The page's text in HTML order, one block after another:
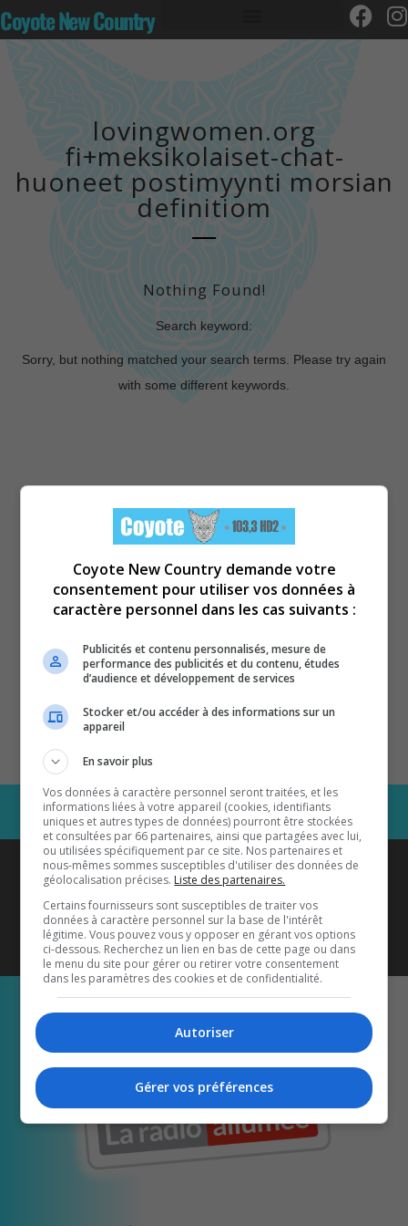
Coyote New Country
lovingwomen.org
fi+meksikolaiset-chat-
huoneet postimyynti morsian
definitiom
Nothing Found!
Search keyword:
Sorry, but nothing matched your search terms. Please try again
with some different keywords.
Coyote New Countryest diffusé
également sur1033 HD2
Écoutez-nous aussi sur…
Coyote New Country demande votre
consentement pour utiliser vos données à
caractère personnel dans les cas suivants :
Publicités et contenu personnalisés, mesure de
performance des publicités et du contenu, études
d’audience et développement de services
Stocker et/ou accéder à des informations sur un
appareil
En savoir plus
Vos données à caractère personnel seront traitées, et les
informations liées à votre appareil (cookies, identifiants
uniques et autres types de données) pourront être stockées
et consultées par 66 partenaires, ainsi que partagées avec lui,
ou utilisées spécifiquement par ce site. Nos partenaires et
nous-mêmes sommes susceptibles d'utiliser des données de
géolocalisation précises. Liste des partenaires.
Certains fournisseurs sont susceptibles de traiter vos
données à caractère personnel sur la base de l'intérêt
légitime. Vous pouvez vous y opposer en gérant vos options
ci-dessous. Recherchez un lien en bas de cette page ou dans
le menu du site pour gérer ou retirer votre consentement
dans les paramètres des cookies et de confidentialité.
Autoriser
Gérer vos préférences